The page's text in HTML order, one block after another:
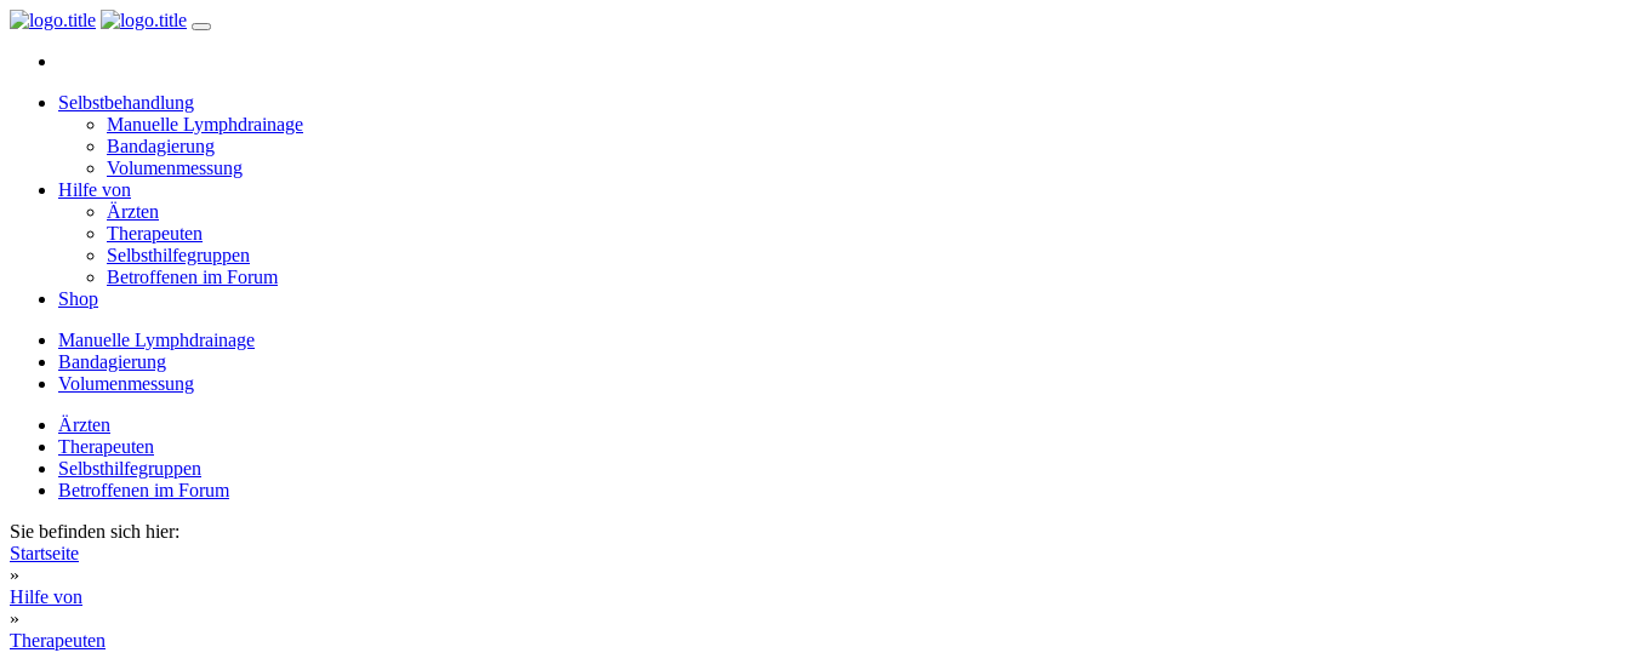
Selbstbehandlung
Manuelle Lymphdrainage
Bandagierung
Volumenmessung
Hilfe von
Ärzten
Therapeuten
Selbsthilfegruppen
Betroffenen im Forum
Shop
Manuelle Lymphdrainage
Bandagierung
Volumenmessung
Ärzten
Therapeuten
Selbsthilfegruppen
Betroffenen im Forum
Sie befinden sich hier:
Startseite
»
Hilfe von
»
Therapeuten